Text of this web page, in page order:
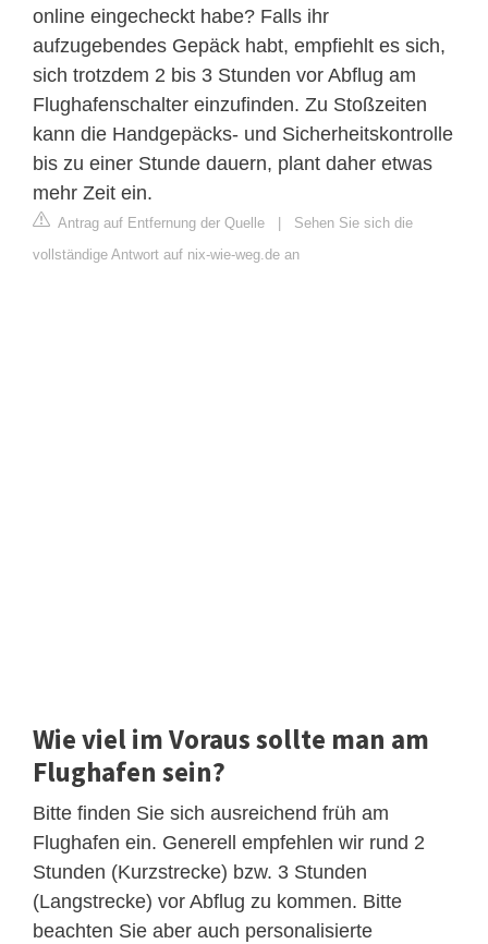
online eingecheckt habe? Falls ihr
aufzugebendes Gepäck habt, empfiehlt es sich,
sich trotzdem 2 bis 3 Stunden vor Abflug am
Flughafenschalter einzufinden. Zu Stoßzeiten
kann die Handgepäcks- und Sicherheitskontrolle
bis zu einer Stunde dauern, plant daher etwas
mehr Zeit ein.
Antrag auf Entfernung der Quelle
Sehen Sie sich die
vollständige Antwort auf nix-wie-weg.de an
Wie viel im Voraus sollte man am
Flughafen sein?
Bitte finden Sie sich ausreichend früh am
Flughafen ein. Generell empfehlen wir rund 2
Stunden (Kurzstrecke) bzw. 3 Stunden
(Langstrecke) vor Abflug zu kommen. Bitte
beachten Sie aber auch personalisierte